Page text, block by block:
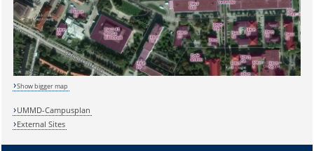
Sicherheitsabfrage:
Show bigger map
UMMD-Campusplan
External Sites